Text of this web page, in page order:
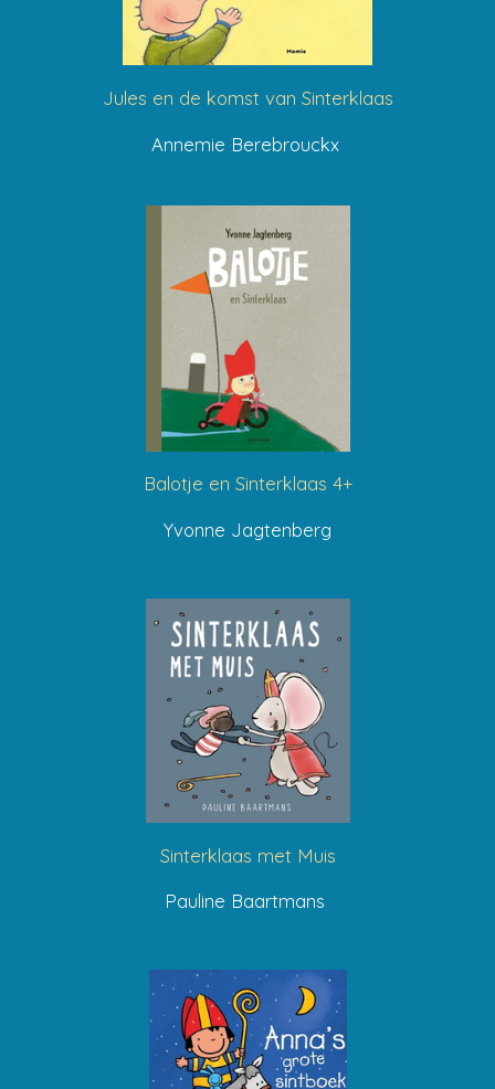
Jules en de komst van Sinterklaas
Annemie Berebrouckx
Balotje en Sinterklaas 4+
Yvonne Jagtenberg
Sinterklaas met Muis
Pauline Baartmans